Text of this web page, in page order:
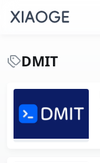
DMIT